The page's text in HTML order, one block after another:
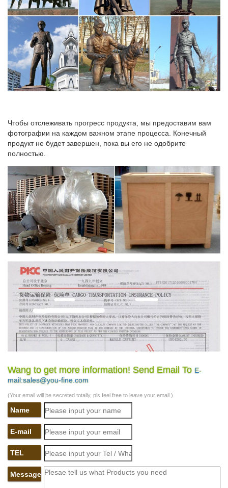
Чтобы отслеживать прогресс продукта, мы предоставим вам
фотографии на каждом важном этапе процесса. Конечный
продукт не будет завершен, пока вы его не одобрите
полностью.
Wang to get more information! Send Email To E-
mail:sales@you-fine.com
(Your email will be secreted totally, pls feel free to leave your email.)
Name
E-mail
TEL
Message